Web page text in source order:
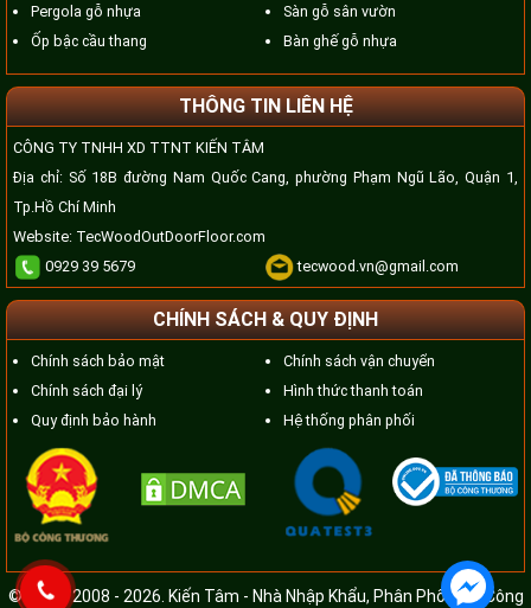
Pergola gỗ nhựa
Ốp bậc cầu thang
Sàn gỗ sân vườn
Bàn ghế gỗ nhựa
THÔNG TIN LIÊN HỆ
CÔNG TY TNHH XD TTNT KIẾN TÂM
Địa chỉ: Số 18B đường Nam Quốc Cang, phường Phạm Ngũ Lão, Quận 1,
Tp.Hồ Chí Minh
Website: TecWoodOutDoorFloor.com
0929 39 5679
tecwood.vn@gmail.com
CHÍNH SÁCH & QUY ĐỊNH
Chính sách bảo mật
Chính sách đại lý
Quy định bảo hành
Chính sách vận chuyển
Hình thức thanh toán
Hệ thống phân phối
© Since 2008 - 2026. Kiến Tâm - Nhà Nhập Khẩu, Phân Phối, Thi Công